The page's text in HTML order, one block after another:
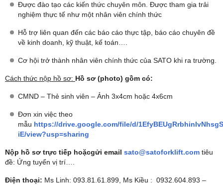
Được đào tạo các kiến thức chuyên môn. Được tham gia trải
nghiệm thực tế như một nhân viên chính thức
Hỗ trợ liên quan đến các báo cáo thực tập, báo cáo chuyên đề
về kinh doanh, kỹ thuật, kế toán….
Cơ hội trở thành nhân viên chính thức của SATO khi ra trường.
Cách thức nộp hồ sơ: Hồ sơ (photo) gồm có:
CMND – Thẻ sinh viên – Ảnh 3x4cm hoặc 4x6cm
Đơn xin việc theo
mẫu https://drive.google.com/file/d/
iE/view?usp=sharing
Nộp hồ sơ trực tiếp hoặcgửi email sato@satoforklift.com tiêu
đề: Ứng tuyển vị trí….
Điện thoại: Ms Linh: 093.81.61.899, Ms Kiều : 0932.604.893 –